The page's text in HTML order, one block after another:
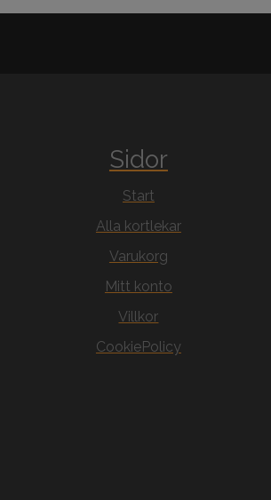
Sidor
Start
Alla kortlekar
Varukorg
Mitt konto
Villkor
CookiePolicy